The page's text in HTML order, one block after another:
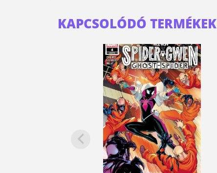
KAPCSOLÓDÓ TERMÉKEK